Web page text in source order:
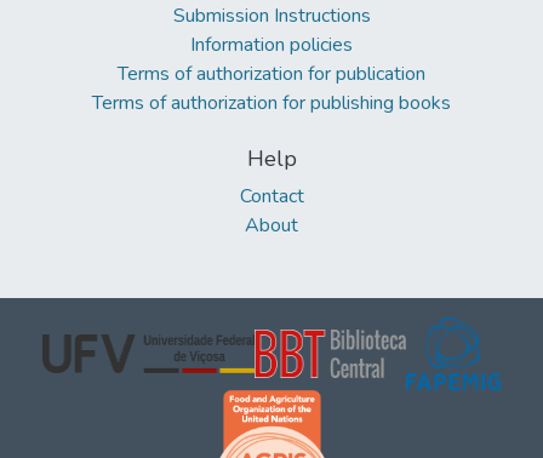
Submission Instructions
Information policies
Terms of authorization for publication
Terms of authorization for publishing books
Help
Contact
About